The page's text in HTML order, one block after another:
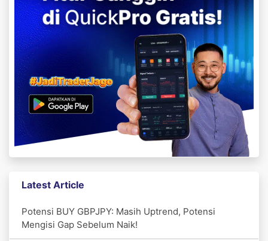
Latest Article
Potensi BUY GBPJPY: Masih Uptrend, Potensi
Mengisi Gap Sebelum Naik!